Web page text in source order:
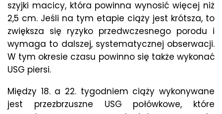
szyjki macicy, która powinna wynosić więcej niż
2,5 cm. Jeśli na tym etapie ciąży jest krótsza, to
zwiększa się ryzyko przedwczesnego porodu i
wymaga to dalszej, systematycznej obserwacji.
W tym okresie czasu powinno się także wykonać
USG piersi.
Między 18. a 22. tygodniem ciąży wykonywane
jest przezbrzuszne USG połówkowe, które